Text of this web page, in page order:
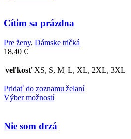
Cítim sa prázdna
Pre ženy, Dámske tričká
18,40 €
veľkosť XS, S, M, L, XL, 2XL, 3XL
Pridať do zoznamu želaní
Výber možností
Nie som drzá